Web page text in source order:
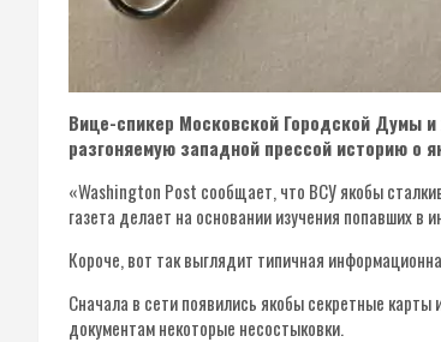
Вице-спикер Московской Городской Думы
разгоняемую западной прессой историю о
«Washington Post сообщает, что ВСУ якобы
газета делает на основании изучения попавших
Короче, вот так выглядит типичная
Сначала в сети появились якобы секретные
документам некоторые несостыковки.